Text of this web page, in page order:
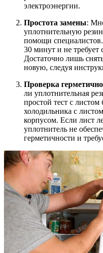
электроэнергии.
Простота замены:
уплотнительную
помощи
30 минут и не
Достаточно лишь
новую, следуя
Проверка
ли уплотнительная
простой тест с листом
холодильника с
корпусом. Если лист
уплотнитель не
герметичности и